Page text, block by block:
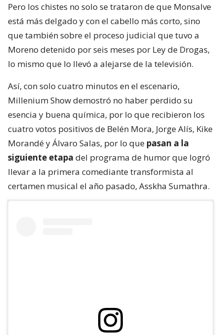
Pero los chistes no solo se trataron de que Monsalve
está más delgado y con el cabello más corto, sino
que también sobre el proceso judicial que tuvo a
Moreno detenido por seis meses por Ley de Drogas,
lo mismo que lo llevó a alejarse de la televisión.
Así, con solo cuatro minutos en el escenario,
Millenium Show demostró no haber perdido su
esencia y buena química, por lo que recibieron los
cuatro votos positivos de Belén Mora, Jorge Alís, Kike
Morandé y Álvaro Salas, por lo que pasan a la
siguiente etapa del programa de humor que logró
llevar a la primera comediante transformista al
certamen musical el año pasado, Asskha Sumathra.